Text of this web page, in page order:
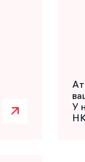
У